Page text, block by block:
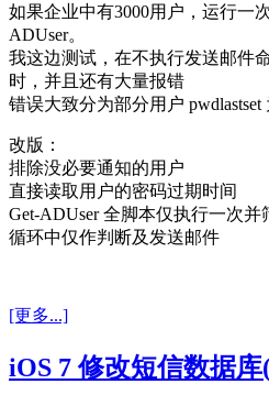
如果企业中有3000用户，运行一
ADUser。
我这边测试，在不执行发送邮件
时，并且还有大量报错
错误大致分为部分用户
改版：
排除没必要通知的用户
直接读取用户的密码过期时间
Get-ADUser 全脚本仅执行一次并
循环中仅作判断及发送邮件
[更多...]
iOS 7 修改短信数据库